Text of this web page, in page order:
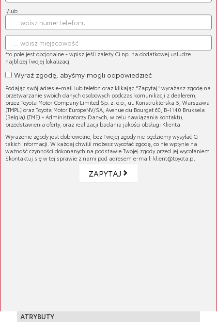
281,94 zł
Oryginalne klocki hamulcowe Toyoty
stosowane do modelu Rav4 I i II generacji.
Być może najważniejszym elementem
bezpieczeństwa każdego samochodu są klocki
hamulcowe. Elementy te współpracując z
tarczą hamulcową powodują zmniejszenie
prędkości pojazdu lub jego bezpieczne
zapewniające wymaganą siłę hamowania w
RAV4
ATRYBUTY
i/lub
*to pole jest opcjonalne - wpisz jeśli zależy Ci np. na dodatkowej usłudze
najbliżej Twojej lokalizacji
Wyraź zgodę, abyśmy mogli odpowiedzieć
Podając swój adres e-mail lub telefon oraz klikając "Zapytaj" wyrażasz zgodę na
przetwarzanie swoich danych osobowych podczas komunikacji z dealerem,
przez Toyota Motor Company Limited Sp. z. o.o., ul. Konstruktorska 5, Warszawa
(TMPL) oraz Toyota Motor EuropeNV/SA, Avenue du Bourget 60, B-1140 Bruksela
(Belgia) (TME) - Administratorzy Danych, w celu nawiązania kontaktu,
przedstawienia oferty, oraz realizacji badania jakości obsługi Klienta.
Wyrażenie zgody jest dobrowolne, bez Twojej zgody nie będziemy wysyłać Ci
takich informacji. W każdej chwilii możesz wycofać zgodę, co nie wpłynie na
ważność czynności dokonanych na podstawie Twojej zgody przed jej wycofaniem.
Skontaktuj się w tej sprawie z nami pod adresem e-mail: klient@toyota.pl
ZAPYTAJ